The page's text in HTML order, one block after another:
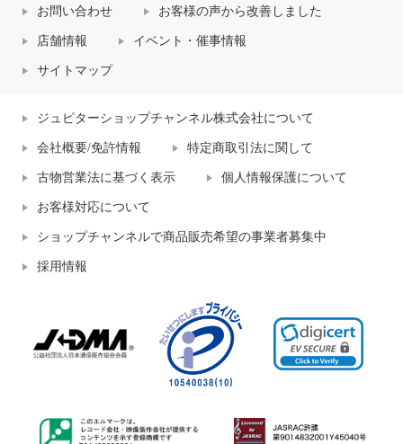
お問い合わせ お客様の声から改善しました
店舗情報 イベント・催事情報
サイトマップ
ジュピターショップチャンネル株式会社について
会社概要/免許情報 特定商取引法に関して
古物営業法に基づく表示 個人情報保護について
お客様対応について
ショップチャンネルで商品販売希望の事業者募集中
採用情報